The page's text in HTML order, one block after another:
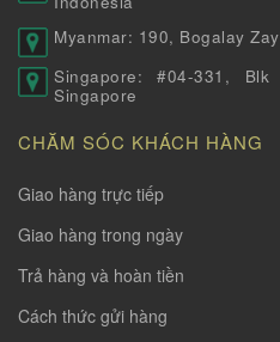
Myanmar: 190, Bogalay
Singapore: #04-331,
Singapore
CHĂM SÓC KHÁCH HÀNG
Giao hàng trực tiếp
Giao hàng trong ngày
Trả hàng và hoàn tiền
Cách thức gửi hàng